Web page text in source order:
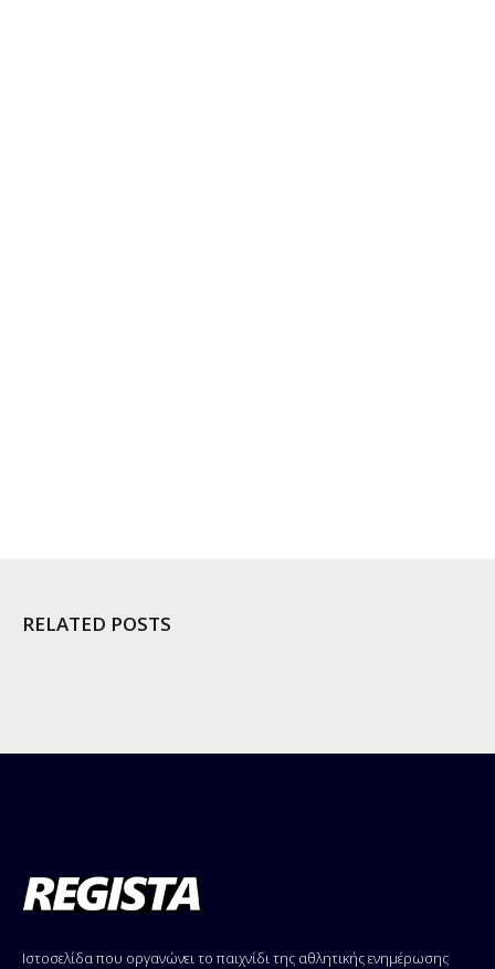
RELATED POSTS
Ιστοσελίδα που οργανώνει το παιχνίδι της αθλητικής ενημέρωσης